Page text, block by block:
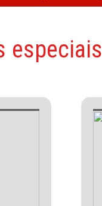
especiais